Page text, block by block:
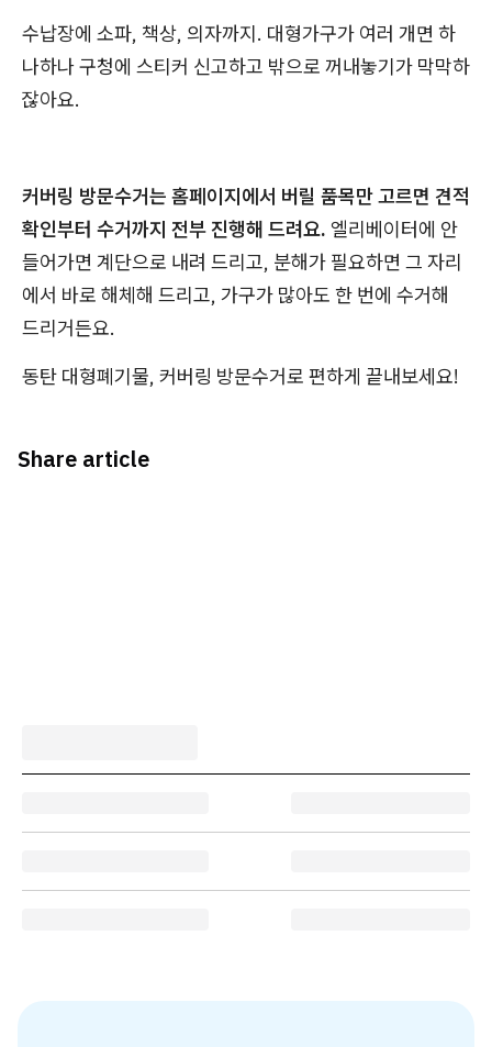
수납장에 소파, 책상, 의자까지. 대형가구가 여러 개면 하
나하나 구청에 스티커 신고하고 밖으로 꺼내놓기가 막막하
잖아요.
커버링 방문수거는 홈페이지에서 버릴 품목만 고르면 견적
확인부터 수거까지 전부 진행해 드려요. 엘리베이터에 안
들어가면 계단으로 내려 드리고, 분해가 필요하면 그 자리
에서 바로 해체해 드리고, 가구가 많아도 한 번에 수거해
드리거든요.
동탄 대형폐기물, 커버링 방문수거로 편하게 끝내보세요!
Share article